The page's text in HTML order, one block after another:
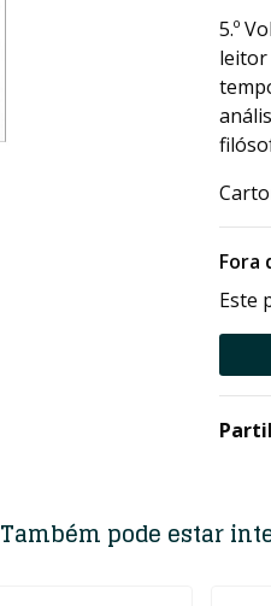
5.º
leitor
Fora
Este
Também pode estar